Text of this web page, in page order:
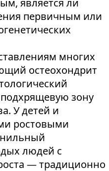
является ли
первичным или
многих
остеохондрит
зону
У детей и
ростовыми
людей с
— традиционно